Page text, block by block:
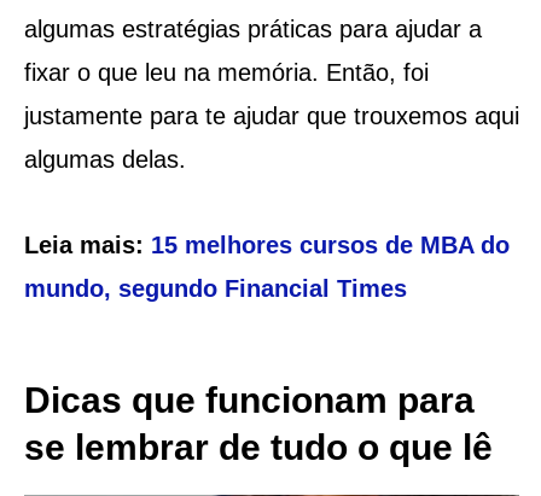
algumas estratégias práticas para ajudar a
fixar o que leu na memória. Então, foi
justamente para te ajudar que trouxemos aqui
algumas delas.
Leia mais: 15 melhores cursos de MBA do
mundo, segundo Financial Times
Dicas que funcionam para
se lembrar de tudo o que lê